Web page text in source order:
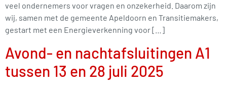
veel ondernemers voor vragen en onzekerheid. Daarom zijn
wij, samen met de gemeente Apeldoorn en Transitiemakers,
gestart met een Energieverkenning voor […]
Avond- en nachtafsluitingen A1
tussen 13 en 28 juli 2025